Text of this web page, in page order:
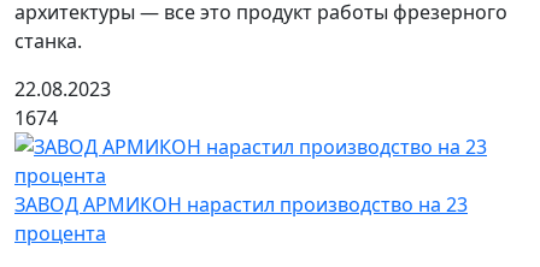
архитектуры — все это продукт работы фрезерного
станка.
22.08.2023
1674
ЗАВОД АРМИКОН нарастил производство на 23
процента